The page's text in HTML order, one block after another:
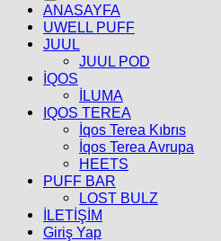
ANASAYFA
UWELL PUFF
JUUL
JUUL POD
İQOS
İLUMA
IQOS TEREA
İqos Terea Kıbrıs
İqos Terea Avrupa
HEETS
PUFF BAR
LOST BULZ
İLETİŞİM
Giriş Yap